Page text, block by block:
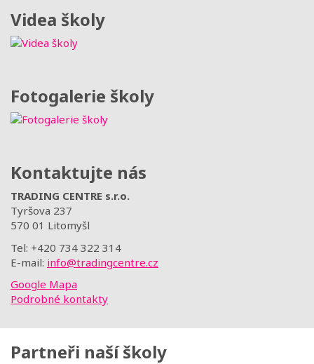
Videa školy
Fotogalerie školy
Kontaktujte nás
TRADING CENTRE s.r.o.
Tyršova 237
570 01 Litomyšl
Tel: +420 734 322 314
E-mail: info@tradingcentre.cz
Google Mapa
Podrobné kontakty
Partneři naší školy